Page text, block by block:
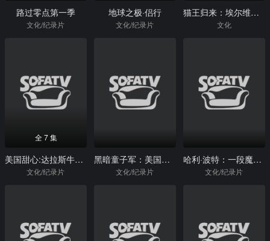
路过零点第一季
文化/纪录片
地球之极·侣行
文化/纪录片
猫王归来：埃尔维斯·普雷斯利的重新崛起
文化
全 7 集
美国甜心:达拉斯牛仔队的啦啦队长
文化/纪录片
黑暗童子军：美国童子军内幕解密
文化/纪录片
哈利·波特：一段魔法史
文化/纪录片